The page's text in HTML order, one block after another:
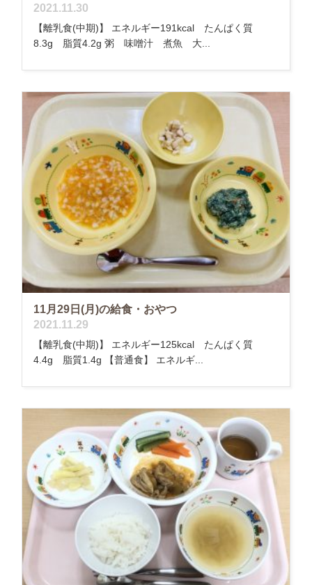
2021.11.30
【離乳食(中期)】 エネルギー191kcal たんぱく質
8.3g 脂質4.2g 粥 味噌汁 煮魚 大...
11月29日(月)の給食・おやつ
2021.11.29
【離乳食(中期)】 エネルギー125kcal たんぱく質
4.4g 脂質1.4g 【普通食】 エネルギ...